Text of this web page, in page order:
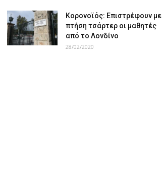
Κορονοϊός: Επιστρέφουν με
πτήση τσάρτερ οι μαθητές
από το Λονδίνο
28/02/2020